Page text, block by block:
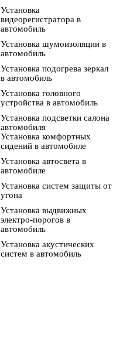
Установка
видеорегистратора в
автомобиль
Установка шумоизоляции в
автомобиль
Установка подогрева зеркал
в автомобиль
Установка головного
устройства в автомобиль
Установка подсветки салона
автомобиля
Установка комфортных
сидений в автомобиле
Установка автосвета в
автомобиле
Установка систем защиты от
угона
Установка выдвижных
электро-порогов в
автомобиль
Установка акустических
систем в автомобиль